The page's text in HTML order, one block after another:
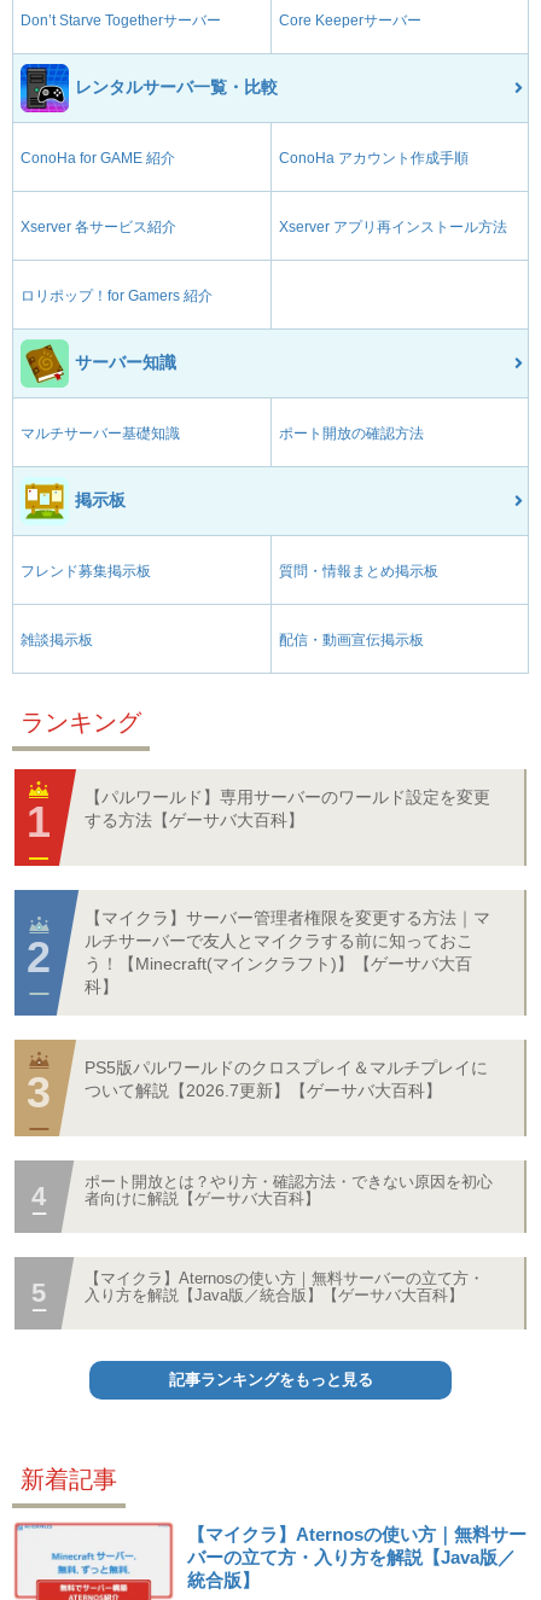
Don’t Starve Togetherサーバー Core Keeperサーバー
レンタルサーバ一覧・比較
ConoHa for GAME 紹介 ConoHa アカウント作成手順
Xserver 各サービス紹介 Xserver アプリ再インストール方法
ロリポップ！for Gamers 紹介
サーバー知識
マルチサーバー基礎知識 ポート開放の確認方法
掲示板
フレンド募集掲示板 質問・情報まとめ掲示板
雑談掲示板 配信・動画宣伝掲示板
ランキング
【パルワールド】専用サーバーのワールド設定を変更
する方法【ゲーサバ大百科】
【マイクラ】サーバー管理者権限を変更する方法｜マ
ルチサーバーで友人とマイクラする前に知っておこ
う！【Minecraft(マインクラフト)】【ゲーサバ大百
科】
PS5版パルワールドのクロスプレイ＆マルチプレイに
ついて解説【2026.7更新】【ゲーサバ大百科】
ポート開放とは？やり方・確認方法・できない原因を初心
者向けに解説【ゲーサバ大百科】
【マイクラ】Aternosの使い方｜無料サーバーの立て方・
入り方を解説【Java版／統合版】【ゲーサバ大百科】
記事ランキングをもっと見る
新着記事
【マイクラ】Aternosの使い方｜無料サー
バーの立て方・入り方を解説【Java版／
統合版】